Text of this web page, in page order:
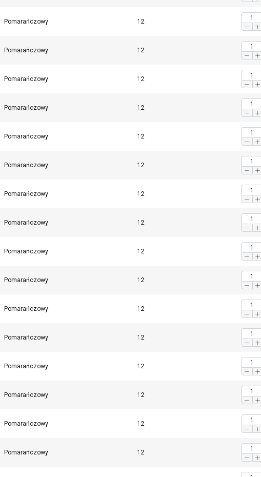
Pomarańczowy 12
Pomarańczowy 12
Pomarańczowy 12
Pomarańczowy 12
Pomarańczowy 12
Pomarańczowy 12
Pomarańczowy 12
Pomarańczowy 12
Pomarańczowy 12
Pomarańczowy 12
Pomarańczowy 12
Pomarańczowy 12
Pomarańczowy 12
Pomarańczowy 12
Pomarańczowy 12
Pomarańczowy 12